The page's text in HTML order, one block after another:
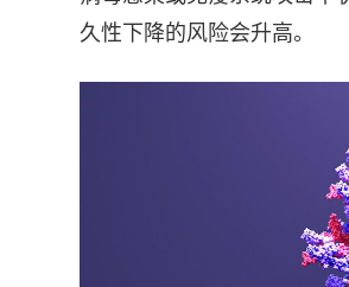
久性下降的风险会升高。